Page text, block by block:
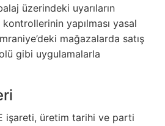
üzerindeki uyarıların
kontrollerinin yapılması yasal
mağazalarda satış
gibi uygulamalarla
işareti, üretim tarihi ve parti